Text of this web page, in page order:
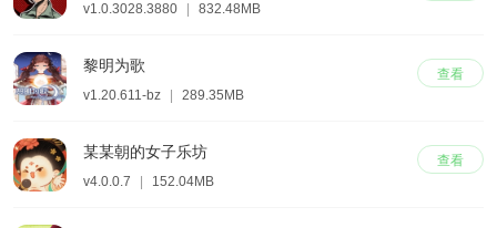
v1.0.3028.3880 832.48MB
查看
黎明为歌
v1.20.611-bz 289.35MB
查看
某某朝的女子乐坊
v4.0.0.7 152.04MB